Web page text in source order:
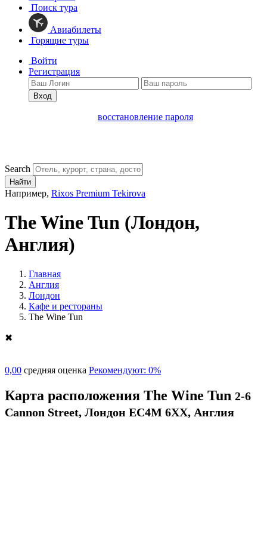
Поиск тура
Авиабилеты
Горящие туры
Войти
Регистрация
Вход
восстановление пароля
Search
Найти
Например, Rixos Premium Tekirova
The Wine Tun (Лондон,
Англия)
Главная
Англия
Лондон
Кафе и рестораны
The Wine Tun
✖
0,00 средняя оценка Рекомендуют: 0%
Карта расположения The Wine Tun 2-6
Cannon Street, Лондон EC4M 6XX, Англия